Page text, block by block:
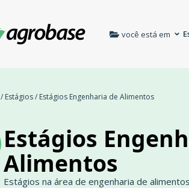
você está em
/ Estágios/ Estágios Engenharia de Alimentos
Estágios
Alimentos
Estágios na área de engenharia de alimentos